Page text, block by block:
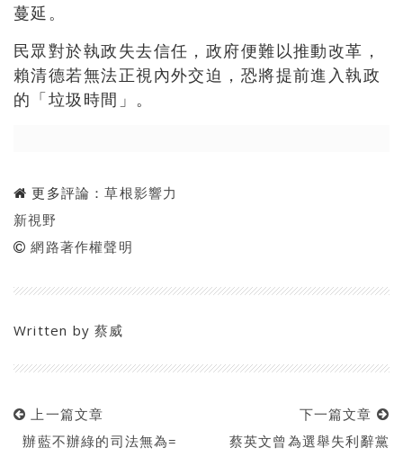
蔓延。
民眾對於執政失去信任，政府便難以推動改革，
賴清德若無法正視內外交迫，恐將提前進入執政
的「垃圾時間」。
更多評論：草根影響力
新視野
網路著作權聲明
Written by蔡威
上一篇文章
辦藍不辦綠的司法無為=
下一篇文章
蔡英文曾為選舉失利辭黨